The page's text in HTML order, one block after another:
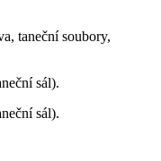
taneční soubory,
sál).
sál).